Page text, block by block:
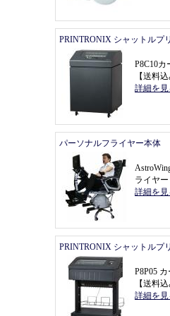
PRINTRONIX シャットルプ
P8C10
【送料
詳細を
パーソナルフライヤー本体
ライヤー
詳細を
PRINTRONIX シャットルプ
P8P05
【送料
詳細を